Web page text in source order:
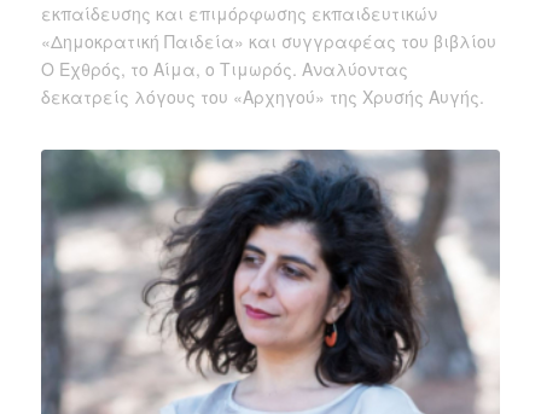
εκπαίδευσης και επιμόρφωσης εκπαιδευτικών
«Δημοκρατική Παιδεία» και συγγραφέας του βιβλίου
Ο Εχθρός, το Αίμα, ο Τιμωρός. Αναλύοντας
δεκατρείς λόγους του «Αρχηγού» της Χρυσής Αυγής.